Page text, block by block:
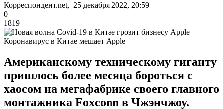
Корреспондент.net, 25 декабря 2022, 20:59
0
1819
Коронавирус в Китае мешает Apple
Американскому техническому гиганту
пришлось более месяца бороться с
хаосом на мегафабрике своего главного
монтажника Foxconn в Чжэнчжоу.